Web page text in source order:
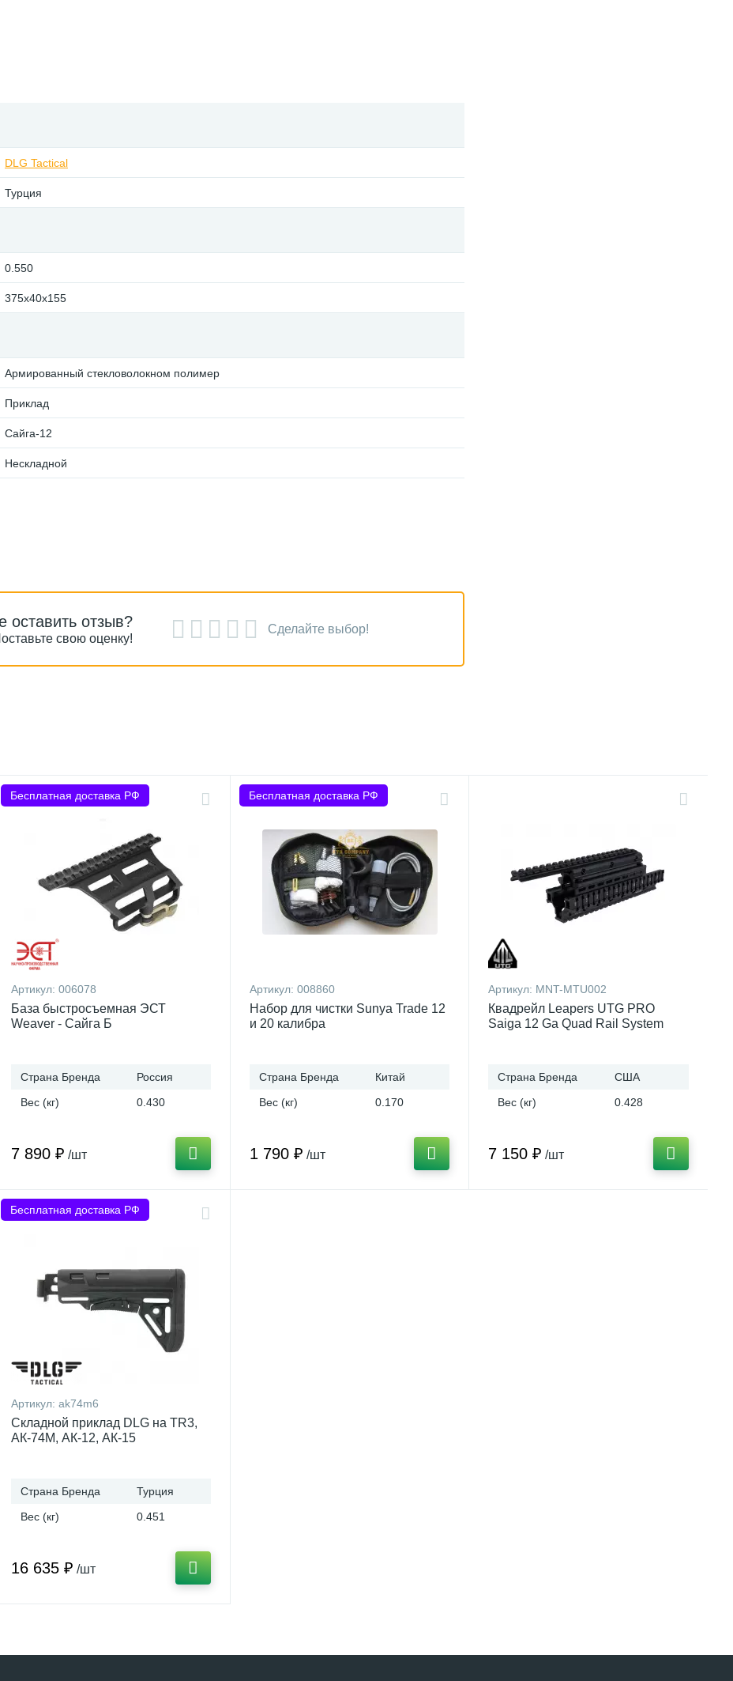
DLG Tactical
Турция
0.550
375х40х155
Армированный стекловолокном полимер
Приклад
Сайга-12
Нескладной
оставить отзыв?
свою оценку!
Сделайте выбор!
Бесплатная доставка РФ
Артикул: 006078
База быстросъемная ЭСТ
Weaver - Сайга Б
Страна Бренда
Россия
Вес (кг)
0.430
7 890 ₽ /шт
Бесплатная доставка РФ
Артикул: 008860
Набор для чистки Sunya Trade 12
и 20 калибра
Страна Бренда
Китай
Вес (кг)
0.170
1 790 ₽ /шт
Артикул: MNT-MTU002
Квадрейл Leapers UTG PRO
Saiga 12 Ga Quad Rail System
Страна Бренда
США
Вес (кг)
0.428
7 150 ₽ /шт
Бесплатная доставка РФ
Артикул: ak74m6
Складной приклад DLG на TR3,
АК-74М, АК-12, АК-15
Страна Бренда
Турция
Вес (кг)
0.451
16 635 ₽ /шт